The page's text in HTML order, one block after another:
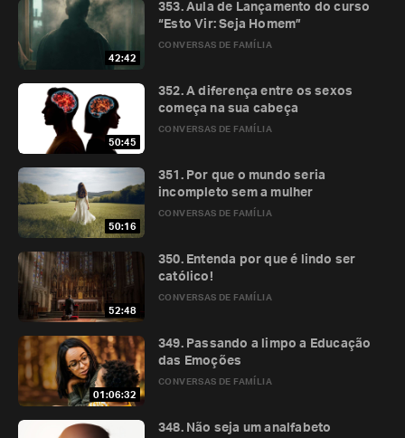
42:42
CONVERSAS DE FAMÍLIA
353. Aula de Lançamento do curso
“Esto Vir: Seja Homem”
50:45
CONVERSAS DE FAMÍLIA
352. A diferença entre os sexos
começa na sua cabeça
50:16
CONVERSAS DE FAMÍLIA
351. Por que o mundo seria
incompleto sem a mulher
52:48
CONVERSAS DE FAMÍLIA
350. Entenda por que é lindo ser
católico!
01:06:32
CONVERSAS DE FAMÍLIA
349. Passando a limpo a Educação
das Emoções
348. Não seja um analfabeto